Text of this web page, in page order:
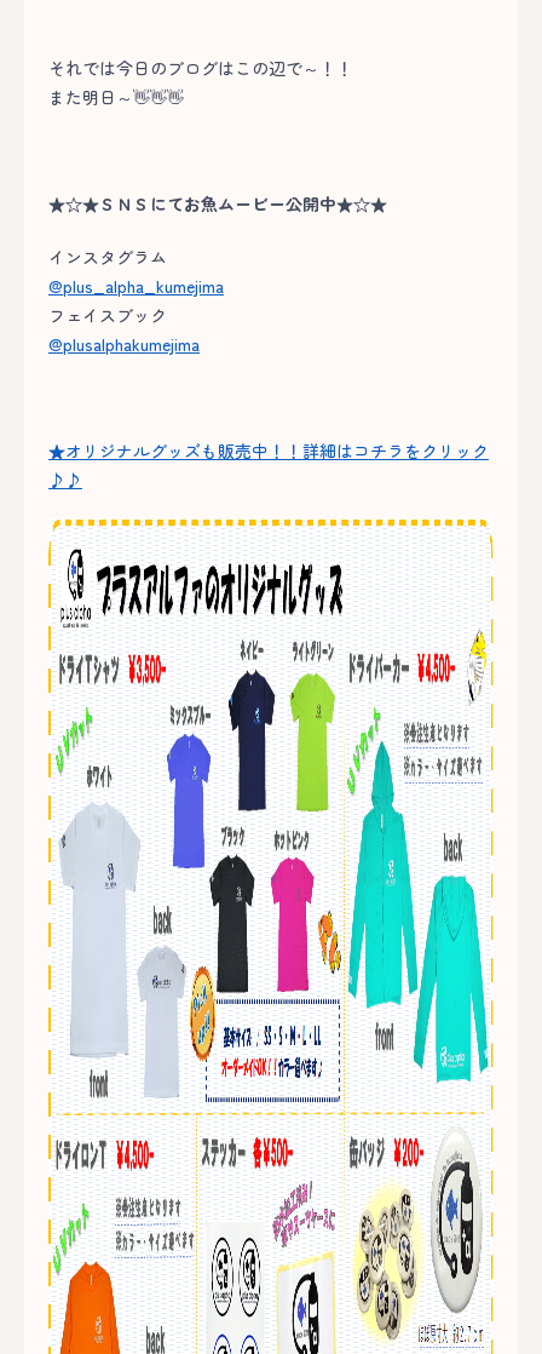
それでは今日のブログはこの辺で～！！
また明日～👋👋👋
★☆★ＳＮＳにてお魚ムービー公開中★☆★
インスタグラム
@plus_alpha_kumejima
フェイスブック
@plusalphakumejima
★オリジナルグッズも販売中！！詳細はコチラをクリック
♪♪